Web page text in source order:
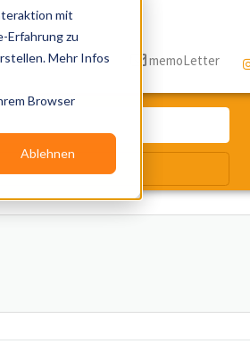
mit
Erfahrung zu
Mehr Infos
Browser
Ablehnen
Blog memoLetter